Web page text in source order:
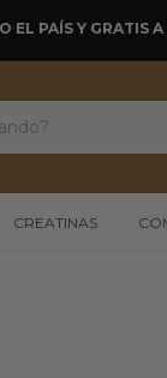
EL PAÍS Y GRATIS
CREATINAS